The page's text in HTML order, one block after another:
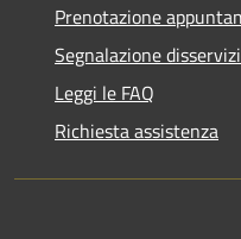
Prenotazione
Segnalazione
Leggi le FAQ
Richiesta assistenza